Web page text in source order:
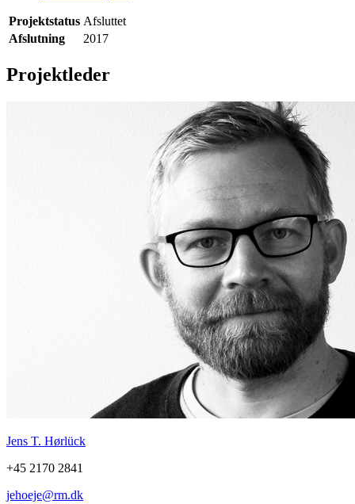
Projektstatus Afsluttet
Afslutning
2017
Projektleder
Jens T. Hørlück
+45 2170 2841
jehoeje@rm.dk